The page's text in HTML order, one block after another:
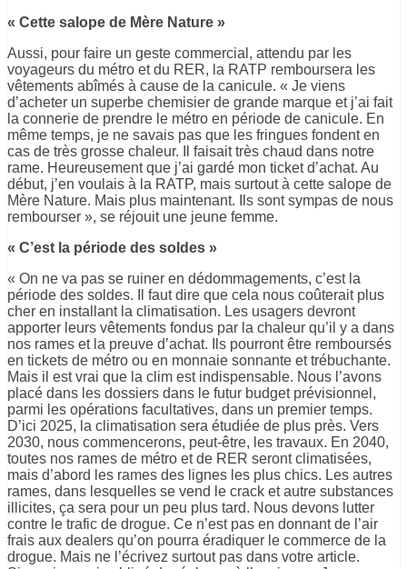
« Cette salope de Mère Nature »
Aussi, pour faire un geste commercial, attendu par les
voyageurs du métro et du RER, la RATP remboursera les
vêtements abîmés à cause de la canicule. « Je viens
d’acheter un superbe chemisier de grande marque et j’ai fait
la connerie de prendre le métro en période de canicule. En
même temps, je ne savais pas que les fringues fondent en
cas de très grosse chaleur. Il faisait très chaud dans notre
rame. Heureusement que j’ai gardé mon ticket d’achat. Au
début, j’en voulais à la RATP, mais surtout à cette salope de
Mère Nature. Mais plus maintenant. Ils sont sympas de nous
rembourser », se réjouit une jeune femme.
« C’est la période des soldes »
« On ne va pas se ruiner en dédommagements, c’est la
période des soldes. Il faut dire que cela nous coûterait plus
cher en installant la climatisation. Les usagers devront
apporter leurs vêtements fondus par la chaleur qu’il y a dans
nos rames et la preuve d’achat. Ils pourront être remboursés
en tickets de métro ou en monnaie sonnante et trébuchante.
Mais il est vrai que la clim est indispensable. Nous l’avons
placé dans les dossiers dans le futur budget prévisionnel,
parmi les opérations facultatives, dans un premier temps.
D’ici 2025, la climatisation sera étudiée de plus près. Vers
2030, nous commencerons, peut-être, les travaux. En 2040,
toutes nos rames de métro et de RER seront climatisées,
mais d’abord les rames des lignes les plus chics. Les autres
rames, dans lesquelles se vend le crack et autre substances
illicites, ça sera pour un peu plus tard. Nous devons lutter
contre le trafic de drogue. Ce n’est pas en donnant de l’air
frais aux dealers qu’on pourra éradiquer le commerce de la
drogue. Mais ne l’écrivez surtout pas dans votre article.